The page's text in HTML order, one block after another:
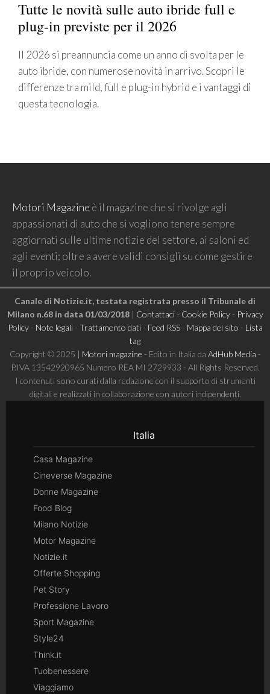
Tutte le novità sulle auto ibride full e
plug-in previste per il 2026
Il 2026 si preannuncia come un anno di svolta per le
auto ibride, con numerose novità in arrivo. Scopri le
differenze tra mild, full e plug-in hybrid e i vantaggi di
questa tecnologia.
Motori Magazine è il magazine che si rivolge agli
appassionati di auto che si vogliono tenere sempre
aggiornati sulle ultime notizie del settore, ai saloni ed
agli eventi; oltre a avere validi consigli su come gestire
il proprio veicolo.
Canale di Notizie.it, testata registrata presso il Tribunale di
Milano n.68 in data 01/03/2018| Contattaci- Cookie Policy- Privacy
Policy- Note legali- Trattamento dati- Feed RSS- Mappa del sito - Lista
tag
Copyright © 2025 | Motori magazine - Edito in Italia da AdHub Media -
P.IVA 13542920965 Numero REA MI 2729933 - All Rights Reserved.
I contenuti sono curati dalla redazione con il supporto di strumenti
digitali e realizzati in collaborazione con autori indipendenti.
Italia
Casa Magazine
Cineverse Magazine
Donne Magazine
Food Blog
Milano Notizie
Motor Magazine
Notizie.it
Offerte Shopping
Pet Story
Professione Lavoro
Sport Magazine
Style24
Think.it
Tuobenessere
Viaggiamo